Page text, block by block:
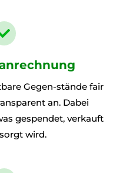
Gegen-stände fair
an. Dabei
gespendet, verkauft
wird.